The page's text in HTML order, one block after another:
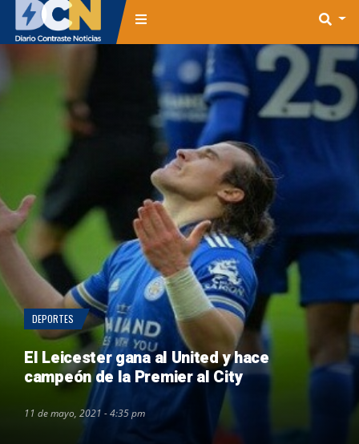
DEPORTES
El Leicester gana al United y hace
campeón de la Premier al City
11 de mayo, 2021 - 4:35 pm